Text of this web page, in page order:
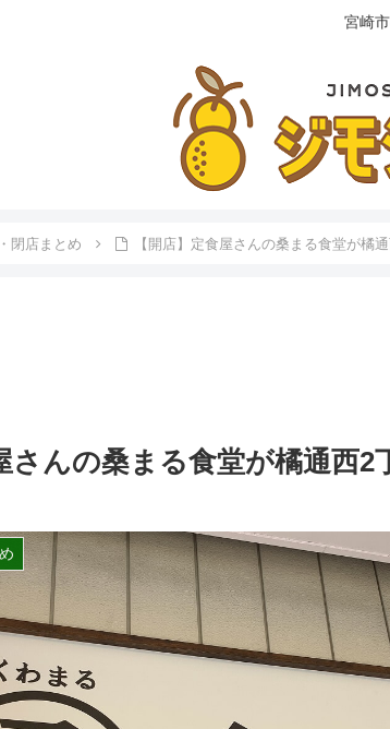
宮崎
閉店まとめ 【開店】定食屋さんの桑まる食堂が橘
さんの桑まる食堂が橘通西